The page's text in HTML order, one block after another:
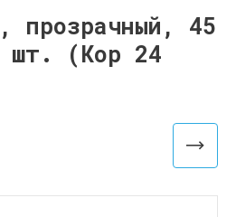
прозрачный, 45
(Кор 24